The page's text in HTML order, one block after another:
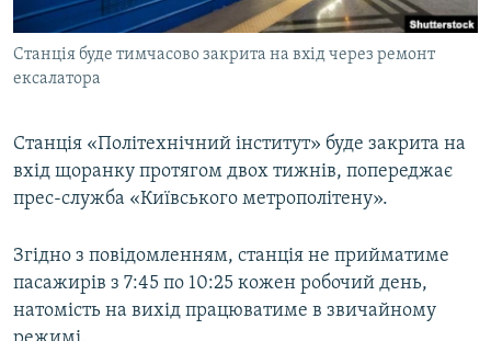
КРИМ РЕАЛІЇ
РУС
КТАТ
ДОЛУЧАЙСЯ!
Станція буде тимчасово закрита на вхід через ремонт
ексалатора
Станція «Політехнічний інститут» буде закрита на
вхід щоранку протягом двох тижнів, попереджає
прес-служба «Київського метрополітену».
Згідно з повідомленням, станція не прийматиме
пасажирів з 7:45 по 10:25 кожен робочий день,
натомість на вихід працюватиме в звичайному